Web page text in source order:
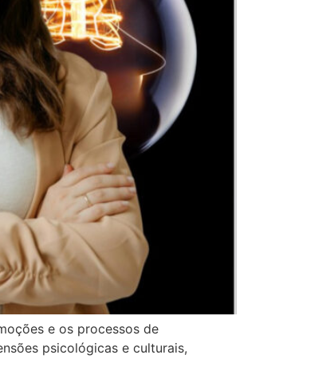
e os processos de
psicológicas e culturais,